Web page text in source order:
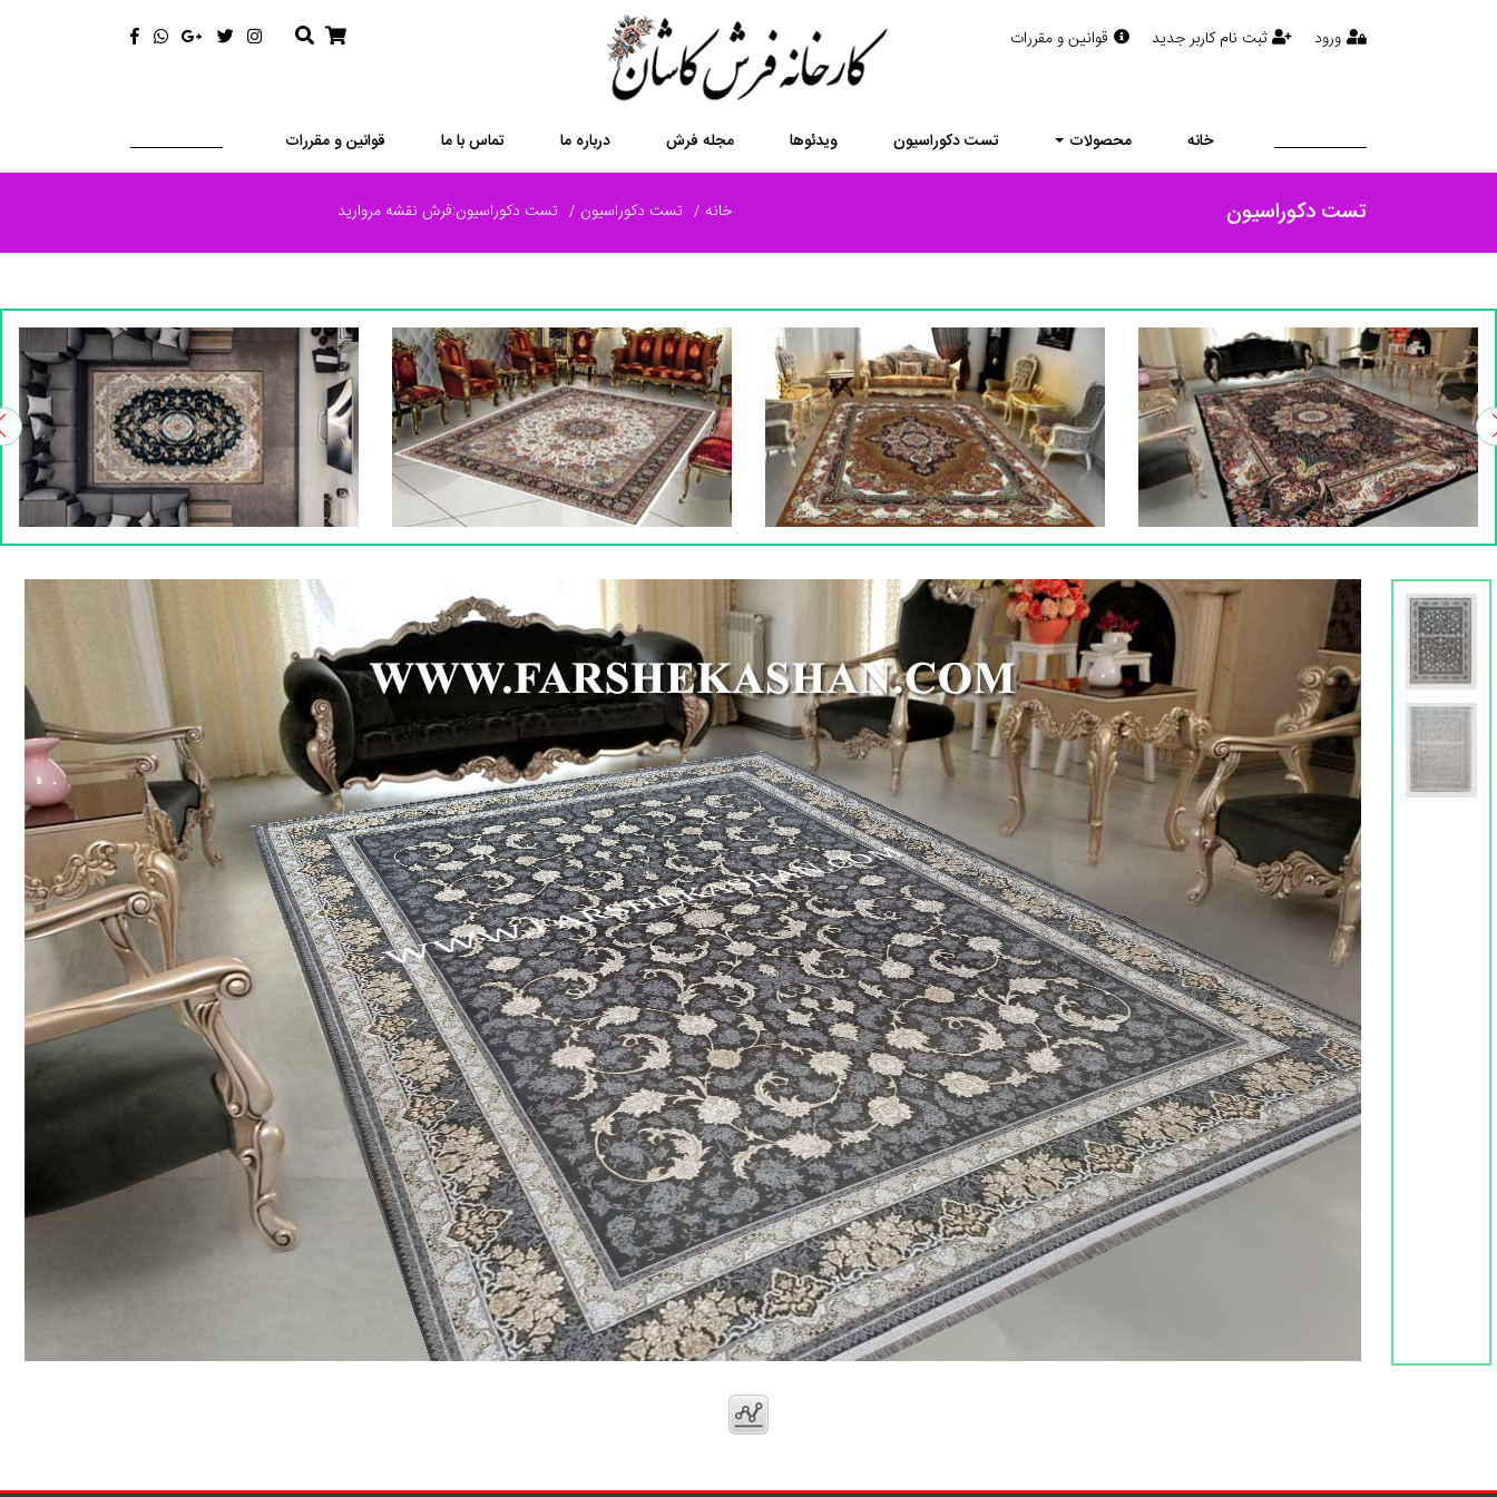
ورود ثبت نام کاربر جدید قوانین و مقررات
خانه محصولات تست دکوراسیون ویدئوها مجله فرش درباره ما تماس با ما قوانین و مقررات
تست دکوراسیون خانه تست دکوراسیون تست دکوراسیون:فرش نقشه مروارید